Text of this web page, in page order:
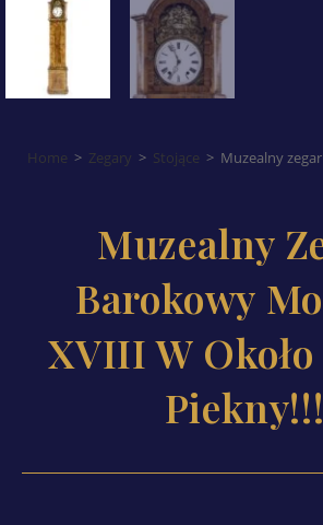
Home > Zegary > Stojące > Muzealny
Muzealny
Barokowy
XVIII W Około
Piekny!!!